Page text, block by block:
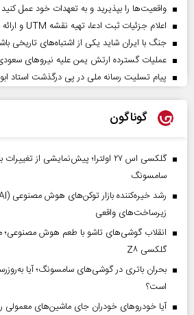
واقعیت‌ها را بپذیرید و به تعهدات خود عمل کنید
اعلام جزئیات ثبت ادعا، تهیه نقشه UTM و ارائه مادر سند
جنگ با ایران شاید یکی از اشتباه‌های تاریخی
عملیات گسترده ارتش یمن علیه نیروهای
پیام تسلیت رسانه ملی در پی درگذشت استاد
گوناگون
گلکسی اس ۲۷ اولترا؛ پیش‌نمایشی از
سامسونگ
زیرساخت‌های واقعی
انقلاب گوشی‌های تاشو‌ با طعم هوش مصنوعی؛
گلکسی Z۸
است؟
آیا خودروهای خودران جای ماشین‌های معمولی